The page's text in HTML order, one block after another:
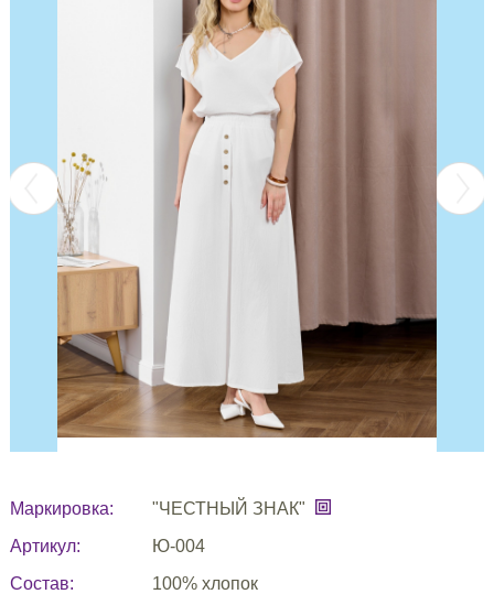
Маркировка:
"ЧЕСТНЫЙ ЗНАК"
Артикул:
Ю-004
Состав:
100% хлопок